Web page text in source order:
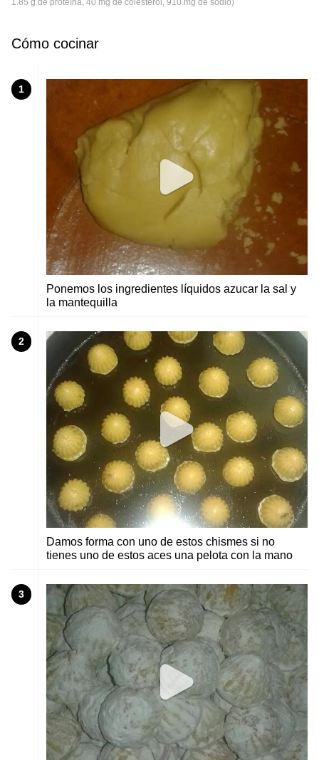
1.85 g de proteína, 40 mg de colesterol, 910 mg de sodio)
Cómo cocinar
1
Ponemos los ingredientes líquidos azucar la sal y
la mantequilla
2
Damos forma con uno de estos chismes si no
tienes uno de estos aces una pelota con la mano
3